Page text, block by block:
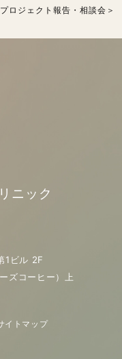
ロジェクト報告・相談会＞
ニック
1ビル 2F
ズコーヒー）上
イトマップ